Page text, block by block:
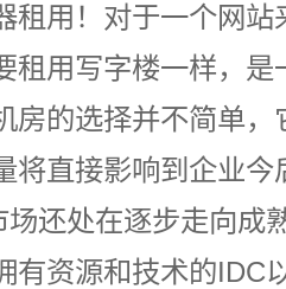
租用！对于一个网
租用写字楼一样，
房的选择并不简单
将直接影响到企业
场还处在逐步走向成
有资源和技术的IDC